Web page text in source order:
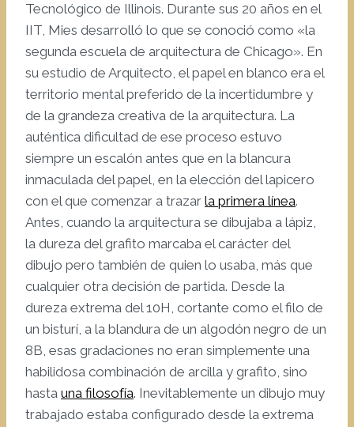
Tecnológico de Illinois. Durante sus 20 años en el
IIT, Mies desarrolló lo que se conoció como «la
segunda escuela de arquitectura de Chicago». En
su estudio de Arquitecto, el papel en blanco era el
territorio mental preferido de la incertidumbre y
de la grandeza creativa de la arquitectura. La
auténtica dificultad de ese proceso estuvo
siempre un escalón antes que en la blancura
inmaculada del papel, en la elección del lapicero
con el que comenzar a trazar la primera línea.
Antes, cuando la arquitectura se dibujaba a lápiz,
la dureza del grafito marcaba el carácter del
dibujo pero también de quien lo usaba, más que
cualquier otra decisión de partida. Desde la
dureza extrema del 10H, cortante como el filo de
un bisturí, a la blandura de un algodón negro de un
8B, esas gradaciones no eran simplemente una
habilidosa combinación de arcilla y grafito, sino
hasta una filosofía. Inevitablemente un dibujo muy
trabajado estaba configurado desde la extrema